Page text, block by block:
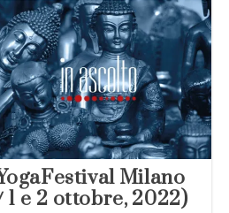
Milano
1 e 2 ottobre, 2022)